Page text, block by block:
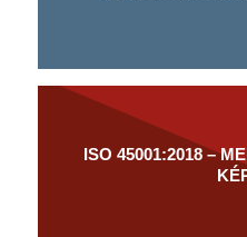
ISO 45001:2018 –